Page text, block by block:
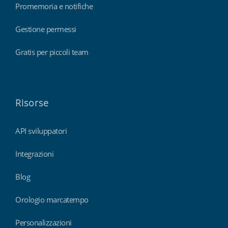
Promemoria e notifiche
Gestione permessi
Gratis per piccoli team
Risorse
API sviluppatori
Integrazioni
Blog
Orologio marcatempo
Personalizzazioni